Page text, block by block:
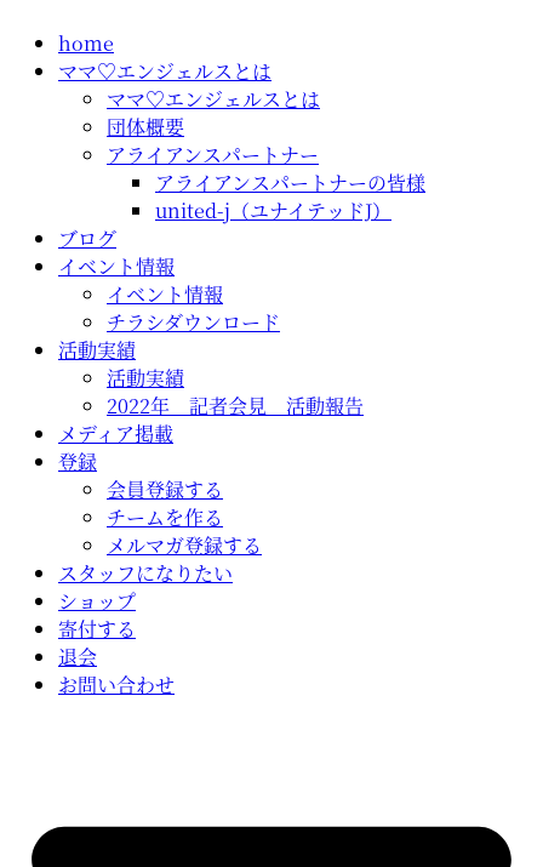
home
ママ♡エンジェルスとは
ママ♡エンジェルスとは
団体概要
アライアンスパートナー
アライアンスパートナーの皆様
united-j（ユナイテッドJ）
ブログ
イベント情報
イベント情報
チラシダウンロード
活動実績
活動実績
2022年 記者会見 活動報告
メディア掲載
登録
会員登録する
チームを作る
メルマガ登録する
スタッフになりたい
ショップ
寄付する
退会
お問い合わせ